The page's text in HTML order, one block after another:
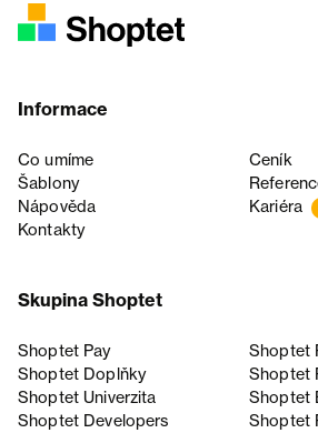
Informace
Co umíme
Ceník
Šablony
Nápověda
Kariéra
Kontakty
Skupina Shoptet
Shoptet Pay
Shoptet
Shoptet Doplňky
Shoptet
Shoptet Univerzita
Shoptet
Shoptet Developers
Shoptet